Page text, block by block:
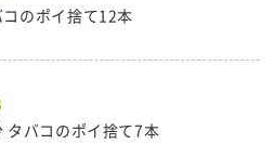
のポイ捨て12本
タバコのポイ捨て7本